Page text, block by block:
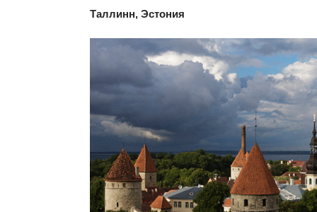
Таллинн, Эстония